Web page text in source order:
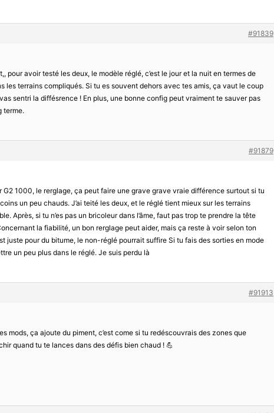
#91839
pour avoir testé les deux, le modèle réglé, c’est le jour et la nuit en termes de
les terrains compliqués. Si tu es souvent dehors avec tes amis, ça vaut le coup
sentri la diffésrence ! En plus, une bonne config peut vraiment te sauver pas
terme.
#91879
G2 1000, le rerglage, ça peut faire une grave grave vraie différence surtout si tu
un peu chauds. J’ai teité les deux, et le réglé tient mieux sur les terrains
Après, si tu n’es pas un bricoleur dans l’âme, faut pas trop te prendre la tête
la fiabilité, un bon rerglage peut aider, mais ça reste à voir selon ton
juste pour du bitume, le non-réglé pourrait suffire Si tu fais des sorties en mode
un peu plus dans le réglé. Je suis perdu là
#91913
mods, ça ajoute du piment, c’est come si tu redéscouvrais des zones que
quand tu te lances dans des défis bien chaud ! 💪